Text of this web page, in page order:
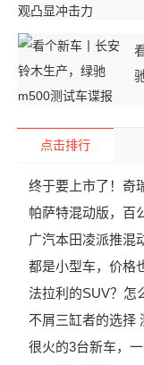
点击排行
终于要上市了！奇
帕萨特混动版，百
广汽本田凌派推混
都是小型车，价格
法拉利的SUV？怎
不屑三缸者的选择
很火的3台新车，